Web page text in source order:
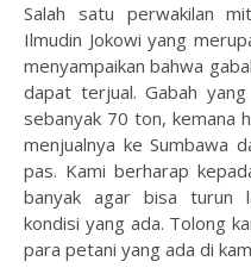
Salah satu perwakilan
Ilmudin Jokowi yang
menyampaikan bahwa
dapat terjual. Gabah
sebanyak 70 ton, kemana
menjualnya ke Sumbawa
pas. Kami berharap
banyak agar bisa turun
kondisi yang ada. Tolong
para petani yang ada di